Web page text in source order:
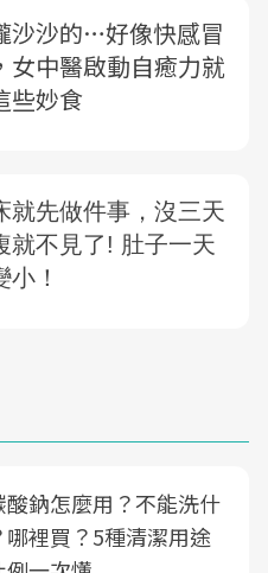
沙沙的…好像快感冒
女中醫啟動自癒力就
些妙食
酸鈉怎麼用？不能洗什
哪裡買？5種清潔用途